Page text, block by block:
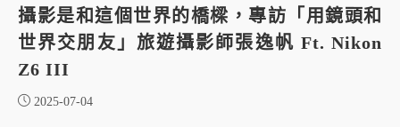
攝影是和這個世界的橋樑，專訪「用鏡頭和
世界交朋友」旅遊攝影師張逸帆 Ft. Nikon
Z6 III
2025-07-04